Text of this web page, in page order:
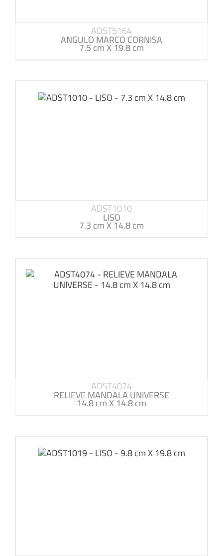
ADST5164
ANGULO MARCO CORNISA
7.5 cm X 19.8 cm
ADST1010
LISO
7.3 cm X 14.8 cm
ADST4074
RELIEVE MANDALA UNIVERSE
14.8 cm X 14.8 cm